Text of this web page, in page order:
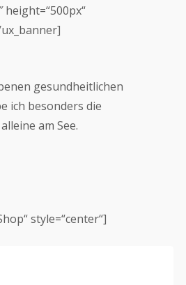
height=“500px“
gesundheitlichen
ich besonders die
am See.
style=“center“]